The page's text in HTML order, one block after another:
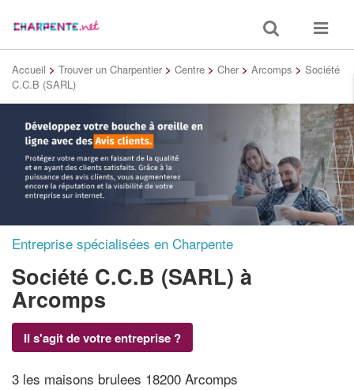
Toggle
search
Toggle
Accueil > Trouver un Charpentier > Centre > Cher > Arcomps > Société
C.C.B (SARL)
Entreprise spécialisées en Charpente
Société C.C.B (SARL) à
Arcomps
Il s'agit de votre entreprise ?
3 les maisons brulees 18200 Arcomps